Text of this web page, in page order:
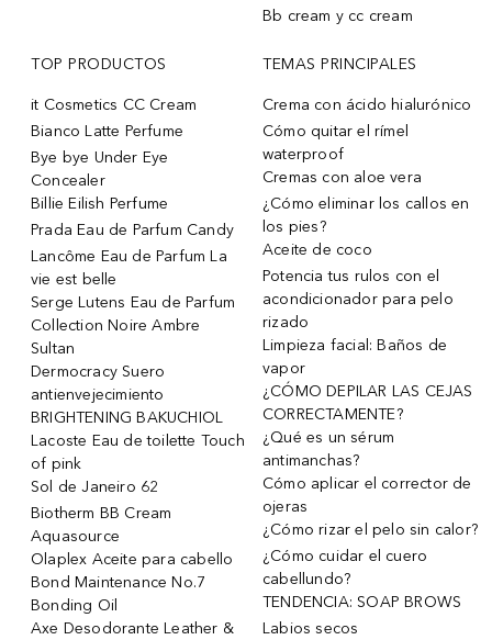
Bb cream y cc cream
TOP PRODUCTOS
it Cosmetics CC Cream
Bianco Latte Perfume
Bye bye Under Eye
Concealer
Billie Eilish Perfume
Prada Eau de Parfum Candy
Lancôme Eau de Parfum La
vie est belle
Serge Lutens Eau de Parfum
Collection Noire Ambre
Sultan
Dermocracy Suero
antienvejecimiento
BRIGHTENING BAKUCHIOL
Lacoste Eau de toilette Touch
of pink
Sol de Janeiro 62
Biotherm BB Cream
Aquasource
Olaplex Aceite para cabello
Bond Maintenance No.7
Bonding Oil
Axe Desodorante Leather &
TEMAS PRINCIPALES
Crema con ácido hialurónico
Cómo quitar el rímel
waterproof
Cremas con aloe vera
¿Cómo eliminar los callos en
los pies?
Aceite de coco
Potencia tus rulos con el
acondicionador para pelo
rizado
Limpieza facial: Baños de
vapor
¿CÓMO DEPILAR LAS CEJAS
CORRECTAMENTE?
¿Qué es un sérum
antimanchas?
Cómo aplicar el corrector de
ojeras
¿Cómo rizar el pelo sin calor?
¿Cómo cuidar el cuero
cabellundo?
TENDENCIA: SOAP BROWS
Labios secos